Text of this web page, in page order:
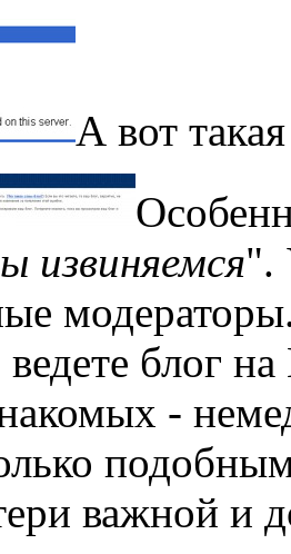
А вот
извиняемся".
блог
-
важной и